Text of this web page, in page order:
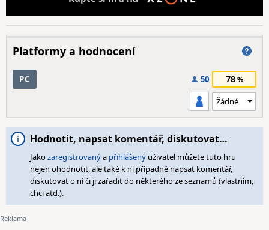
Platformy a hodnocení
PC 50 78
Hodnotit, napsat komentář, diskutovat…
Jakozaregistrovanýa přihlášený uživatel můžete tuto hru
nejen ohodnotit, ale také k ní případně napsat komentář,
diskutovat o ní či ji zařadit do některého ze seznamů (vlastním,
chci atd.).